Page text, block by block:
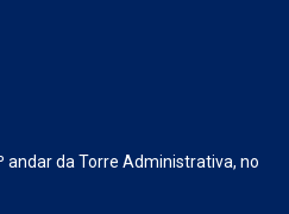
da Torre Administrativa, no